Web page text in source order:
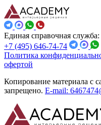
Единая справочная служба:
+7 (495) 646-74-74
Политика
офертой
Копирование материала с
запрещено. E-mail: